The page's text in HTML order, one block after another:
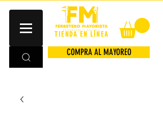
TIENDA EN LÍNEA
COMPRA AL MAYOREO